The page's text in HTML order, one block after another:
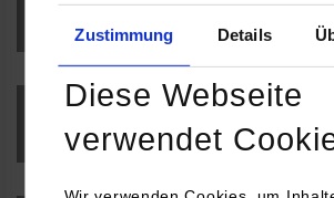
Zustimmung Details
Diese Webseite
verwendet
Degree-seeking